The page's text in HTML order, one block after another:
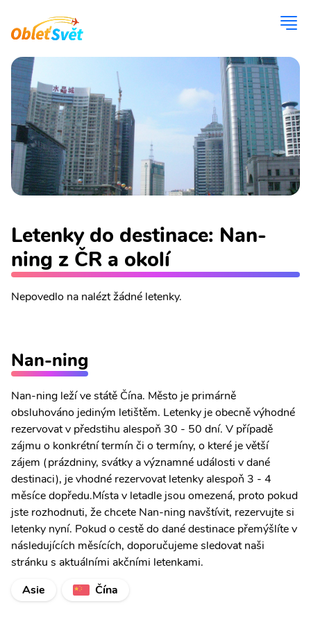
Letenky do destinace: Nan-
ning z ČR a okolí
Nepovedlo na nalézt žádné letenky.
Nan-ning
Nan-ning leží ve státě Čína. Město je primárně
obsluhováno jediným letištěm. Letenky je obecně výhodné
rezervovat v předstihu alespoň 30 - 50 dní. V případě
zájmu o konkrétní termín či o termíny, o které je větší
zájem (prázdniny, svátky a významné události v dané
destinaci), je vhodné rezervovat letenky alespoň 3 - 4
měsíce dopředu.Místa v letadle jsou omezená, proto pokud
jste rozhodnuti, že chcete Nan-ning navštívit, rezervujte si
letenky nyní. Pokud o cestě do dané destinace přemýšlíte v
následujících měsících, doporučujeme sledovat naši
stránku s aktuálními akčními letenkami.
Asie
Čína